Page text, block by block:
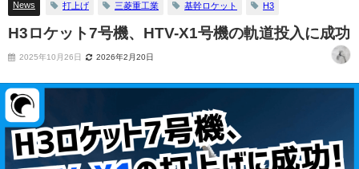
News 打上げ 三菱重工業 基幹ロケット H3
H3ロケット7号機、HTV-X1号機の軌道投入に成功
2025年10月26日 2026年2月20日